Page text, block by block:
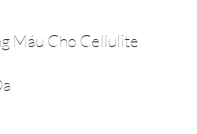
Máu Cho Cellulite